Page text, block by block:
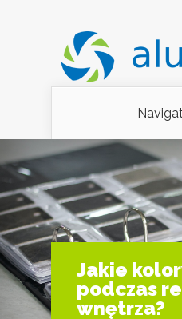
Jakie
podczas
wnętrza?